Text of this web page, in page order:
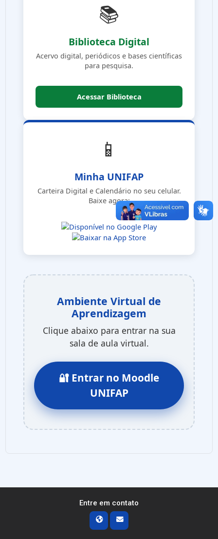
📚
Biblioteca Digital
Acervo digital, periódicos e bases científicas
para pesquisa.
Acessar Biblioteca
📱
Minha UNIFAP
Carteira Digital e Calendário no seu celular.
Baixe agora:
Ambiente Virtual de
Aprendizagem
Clique abaixo para entrar na sua
sala de aula virtual.
🔐 Entrar no Moodle
UNIFAP
Entre em contato